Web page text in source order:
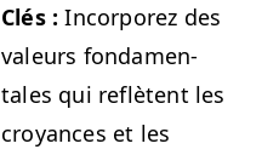
Clés :Incor­porez des
valeurs fon­da­men­
tales qui reflè­tent les
croy­ances et les